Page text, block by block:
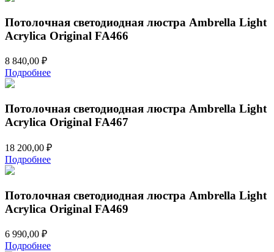
Потолочная светодиодная люстра Ambrella Light
Acrylica Original FA466
8 840,00 ₽
Подробнее
Потолочная светодиодная люстра Ambrella Light
Acrylica Original FA467
18 200,00 ₽
Подробнее
Потолочная светодиодная люстра Ambrella Light
Acrylica Original FA469
6 990,00 ₽
Подробнее